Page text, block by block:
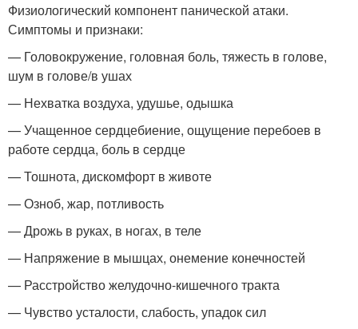
Физиологический компонент панической атаки.
Симптомы и признаки:
— Головокружение, головная боль, тяжесть в голове,
шум в голове/в ушах
— Нехватка воздуха, удушье, одышка
— Учащенное сердцебиение, ощущение перебоев в
работе сердца, боль в сердце
— Тошнота, дискомфорт в животе
— Озноб, жар, потливость
— Дрожь в руках, в ногах, в теле
— Напряжение в мышцах, онемение конечностей
— Расстройство желудочно-кишечного тракта
— Чувство усталости, слабость, упадок сил